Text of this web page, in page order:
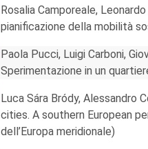
Rosalia Camporeale,
pianificazione della mobilità
Paola Pucci, Luigi Carboni,
Sperimentazione in un
Luca Sára Bródy, Alessandro
cities. A southern European
dell’Europa meridionale)